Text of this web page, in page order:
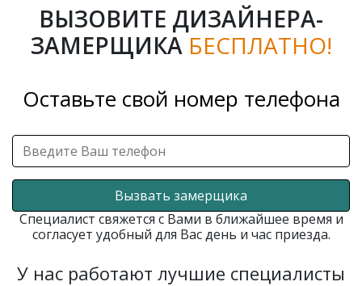
ВЫЗОВИТЕ ДИЗАЙНЕРА-
ЗАМЕРЩИКА БЕСПЛАТНО!
Оставьте свой номер телефона
Вызвать замерщика
Специалист свяжется с Вами в ближайшее время и
согласует удобный для Вас день и час приезда.
У нас работают лучшие специалисты